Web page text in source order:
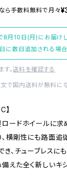
なら 手数料無料で 月々
月10日(月)にお届けし
に数日追加される場合
す。送料を確認する
で国内送料が無料にな
】
ードホイールに求
横剛性にも路面追
き、チューブレスに
えた全く新しいキ